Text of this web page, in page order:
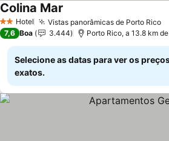
2 Estrelas
Hotel Vistas panorâmicas de Porto Rico
Colina Mar
7,6 Boa 3.444 Porto Rico, a 13.8 km
Selecione as datas para ver os
exatos.